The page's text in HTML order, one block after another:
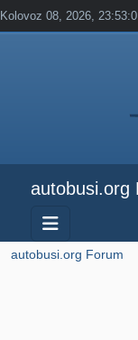
Kolovoz 08, 2026,
autobusi.org
autobusi.org Forum